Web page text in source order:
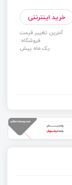
خرید اینترنتی
آخرین تغییر قیمت
فروشگاه:
یک ماه پیش